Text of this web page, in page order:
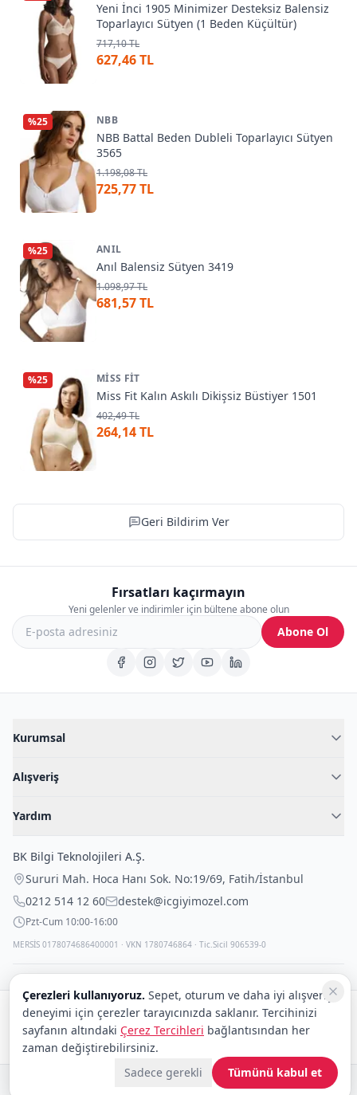
Yeni İnci 1905 Minimizer Desteksiz Balensiz
Toparlayıcı Sütyen (1 Beden Küçültür)
717,10 TL
627,46 TL
%25 NBB
NBB Battal Beden Dubleli Toparlayıcı Sütyen
3565
1.198,08 TL
725,77 TL
%25 ANIL
Anıl Balensiz Sütyen 3419
1.098,97 TL
681,57 TL
%25 MISS FIT
Miss Fit Kalın Askılı Dikişsiz Büstiyer 1501
402,49 TL
264,14 TL
Geri Bildirim Ver
Fırsatları kaçırmayın
Yeni gelenler ve indirimler için bültene abone olun
Abone Ol
Kurumsal
Blog
İç Giyim Rehberi
Alışveriş
Fantazi İç Giyim
Çocuk İç Giyim
Outlet Fırsatları
Yardım
İade Politikası
Gizli Paketleme
BK Bilgi Teknolojileri A.Ş.
Sururi Mah. Hoca Hanı Sok. No:19/69, Fatih/İstanbul
0212 514 12 60
destek@icgiyimozel.com
Pzt-Cum 10:00-16:00
MERSİS 0178074686400001 · VKN 1780746864 · Tic.Sicil 906539-0
Güvenli alışveriş:
Kargo: DHL eCommerce
© 2008–2026 BK Bilgi Teknolojileri ve Ticaret A.Ş.
Gizlilik İlkeleri ve Politikası
Çerezleri kullanıyoruz. Sepet, oturum ve daha iyi alışveriş
deneyimi için çerezler tarayıcınızda saklanır. Tercihinizi
sayfanın altındaki Çerez Tercihleri bağlantısından her
zaman değiştirebilirsiniz.
Sadece gerekli
Tümünü kabul et